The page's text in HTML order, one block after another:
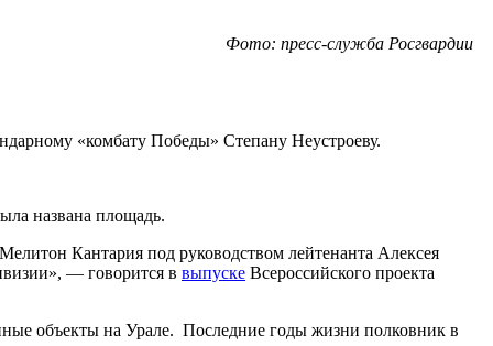
Фото: пресс-служба Росгвардии
«комбату Победы» Степану Неустроеву.
названа площадь.
Кантария под руководством лейтенанта Алексея
— говорится в выпуске Всероссийского проекта
объекты на Урале. Последние годы жизни полковник в